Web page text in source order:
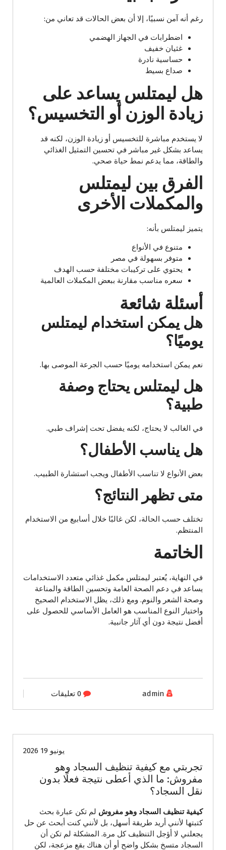
رغم أنه آمن نسبيًا، إلا أن بعض الحالات قد تعاني من:
اضطرابات في الجهاز الهضمي
غثيان خفيف
حساسية نادرة
صداع بسيط
هل ليمتلس يساعد على
زيادة الوزن أو التخسيس؟
لا يستخدم مباشرة للتخسيس أو زيادة الوزن، لكنه قد
يساعد بشكل غير مباشر في تحسين التمثيل الغذائي
والطاقة، مما يدعم نمط حياة صحي.
الفرق بين ليمتلس
والمكملات الأخرى
يتميز ليمتلس بأنه:
متنوع في الأنواع
متوفر بسهولة في مصر
يحتوي على تركيبات مختلفة حسب الهدف
سعره مناسب مقارنة ببعض المكملات العالمية
أسئلة شائعة
هل يمكن استخدام ليمتلس
يوميًا؟
نعم يمكن استخدامه يوميًا حسب الجرعة الموصى بها.
هل ليمتلس يحتاج وصفة
طبية؟
في الغالب لا يحتاج، لكنه يفضل تحت إشراف طبي.
هل يناسب الأطفال؟
بعض الأنواع لا تناسب الأطفال ويجب استشارة الطبيب.
متى تظهر النتائج؟
تختلف حسب الحالة، لكن غالبًا خلال أسابيع من الاستخدام
المنتظم.
الخاتمة
في النهاية، يُعتبر ليمتلس مكمل غذائي متعدد الاستخدامات
يساعد في دعم الصحة العامة وتحسين الطاقة والمناعة
وصحة الشعر والنوم. ومع ذلك، يظل الاستخدام الصحيح
واختيار النوع المناسب هو العامل الأساسي للحصول على
أفضل نتيجة دون أي آثار جانبية.
admin 0 تعليقات
يونيو 19 2026
تجربتي مع كيفية تنظيف السجاد وهو
مفروش: ما الذي أعطى نتيجة فعلًا بدون
نقل السجاد؟
كيفية تنظيف السجاد وهو مفروش لم تكن عبارة بحث
كتبتها لأنني أريد طريقة أسهل، بل لأنني كنت أبحث عن حل
يجعلني لا أؤجل التنظيف كل مرة. المشكلة لم تكن أن
السجاد متسخ بشكل واضح أو أن هناك بقع مزعجة، لكن